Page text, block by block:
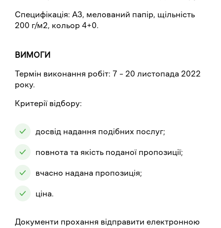
Специфікація: А3, мелований папір, щільність
200 г/м2, кольор 4+0.
ВИМОГИ
Термін виконання робіт: 7 – 20 листопада 2022
року.
Критерії відбору:
досвід надання подібних послуг;
повнота та якість поданої пропозиції;
вчасно надана пропозиція;
ціна.
Документи прохання відправити електронною